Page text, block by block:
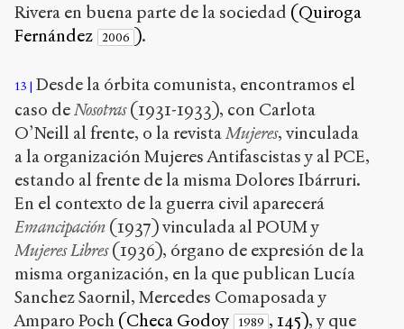
Rivera en buena parte de la sociedad (Quiroga
Fernández 2006 ).
13
Desde la órbita comunista, encontramos el
caso deNosotras(1931-1933), con Carlota
O’Neill al frente, o la revistaMujeres, vinculada
a la organización Mujeres Antifascistas y al PCE,
estando al frente de la misma Dolores Ibárruri.
En el contexto de la guerra civil aparecerá
Emancipación (1937) vinculada al POUM y
Mujeres Libres(1936), órgano de expresión de la
misma organización, en la que publican Lucía
Sanchez Saornil, Mercedes Comaposada y
Amparo Poch (Checa Godoy 1989 , 145), y que